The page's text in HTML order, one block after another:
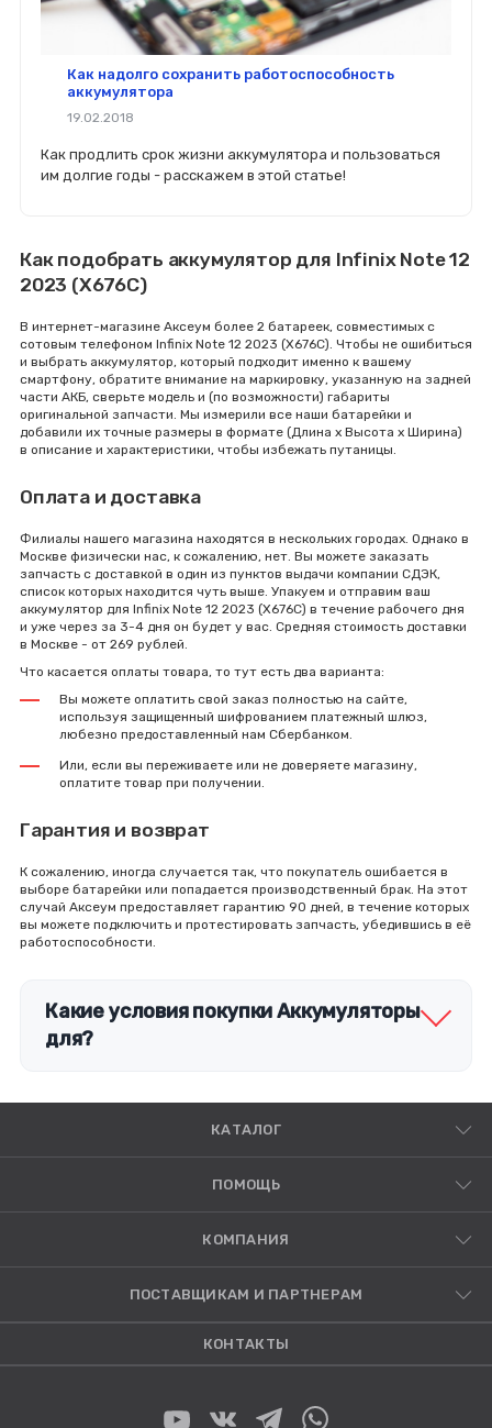
Как надолго сохранить работоспособность
аккумулятора
19.02.2018
Как продлить срок жизни аккумулятора и пользоваться
им долгие годы - расскажем в этой статье!
Как подобрать аккумулятор для Infinix Note 12
2023 (X676C)
В интернет-магазине Аксеум более 2 батареек, совместимых с
сотовым телефоном Infinix Note 12 2023 (X676C). Чтобы не ошибиться
и выбрать аккумулятор, который подходит именно к вашему
смартфону, обратите внимание на маркировку, указанную на задней
части АКБ, сверьте модель и (по возможности) габариты
оригинальной запчасти. Мы измерили все наши батарейки и
добавили их точные размеры в формате (Длина x Высота x Ширина)
в описание и характеристики, чтобы избежать путаницы.
Оплата и доставка
Филиалы нашего магазина находятся в нескольких городах. Однако в
Москве физически нас, к сожалению, нет. Вы можете заказать
запчасть с доставкой в один из пунктов выдачи компании СДЭК,
список которых находится чуть выше. Упакуем и отправим ваш
аккумулятор для Infinix Note 12 2023 (X676C) в течение рабочего дня
и уже через за 3-4 дня он будет у вас. Средняя стоимость доставки
в Москве - от 269 рублей.
Что касается оплаты товара, то тут есть два варианта:
Вы можете оплатить свой заказ полностью на сайте,
используя защищенный шифрованием платежный шлюз,
любезно предоставленный нам Сбербанком.
Или, если вы переживаете или не доверяете магазину,
оплатите товар при получении.
Гарантия и возврат
К сожалению, иногда случается так, что покупатель ошибается в
выборе батарейки или попадается производственный брак. На этот
случай Аксеум предоставляет гарантию 90 дней, в течение которых
вы можете подключить и протестировать запчасть, убедившись в её
работоспособности.
Какие условия покупки Аккумуляторы
для?
КАТАЛОГ
ПОМОЩЬ
КОМПАНИЯ
ПОСТАВЩИКАМ И ПАРТНЕРАМ
КОНТАКТЫ